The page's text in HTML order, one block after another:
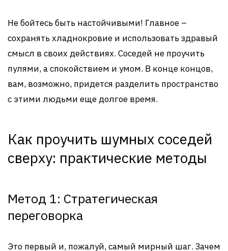
Не бойтесь быть настойчивыми! Главное –
сохранять хладнокровие и использовать здравый
смысл в своих действиях. Соседей не проучить
пулями, а спокойствием и умом. В конце концов,
вам, возможно, придется разделить пространство
с этими людьми еще долгое время.
Как проучить шумных соседей
сверху: практические методы
Метод 1: Стратегическая
переговорка
Это первый и, пожалуй, самый мирный шаг. Зачем